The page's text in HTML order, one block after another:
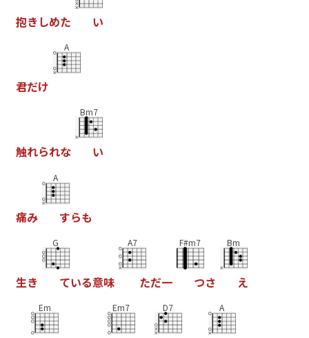
抱き しめた い
君だけ
A
触れられな
Bm7
い
痛み
A
すらも
生き
G
ている意味
A7
ただ一
F#m7
つさ
Bm
え
Em Em7 D7 A